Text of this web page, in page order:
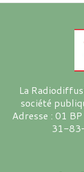
La
société
Adresse : 01
31-